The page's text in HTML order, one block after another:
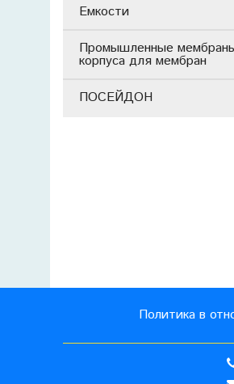
Емкости
Промышленные
корпуса для мембран
ПОСЕЙДОН
Политика в